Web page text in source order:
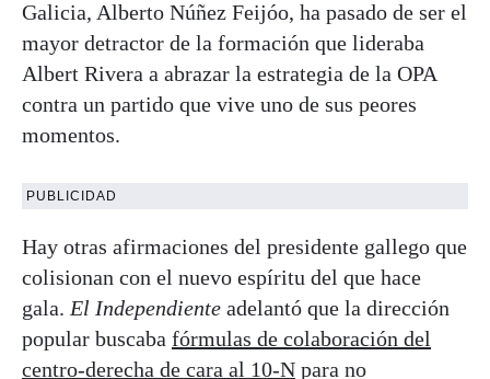
Galicia, Alberto Núñez Feijóo, ha pasado de ser el
mayor detractor de la formación que lideraba
Albert Rivera a abrazar la estrategia de la OPA
contra un partido que vive uno de sus peores
momentos.
PUBLICIDAD
Hay otras afirmaciones del presidente gallego que
colisionan con el nuevo espíritu del que hace
gala. El Independiente adelantó que la dirección
popular buscaba fórmulas de colaboración del
centro-derecha de cara al 10-N para no